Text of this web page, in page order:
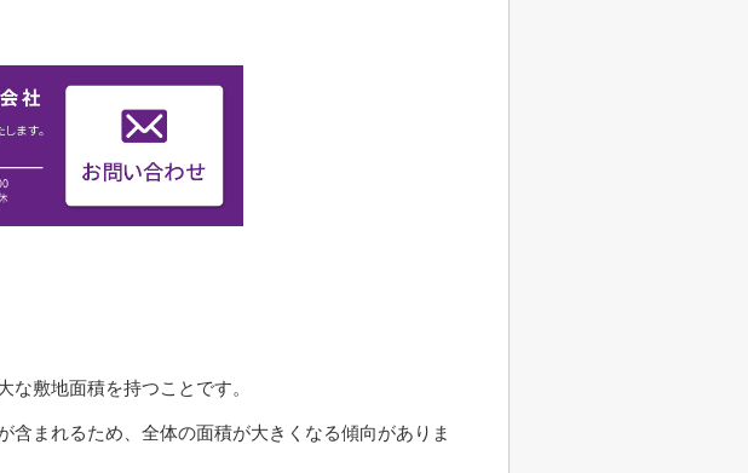
敷地面積を持つことです。
まれるため、全体の面積が大きくなる傾向がありま